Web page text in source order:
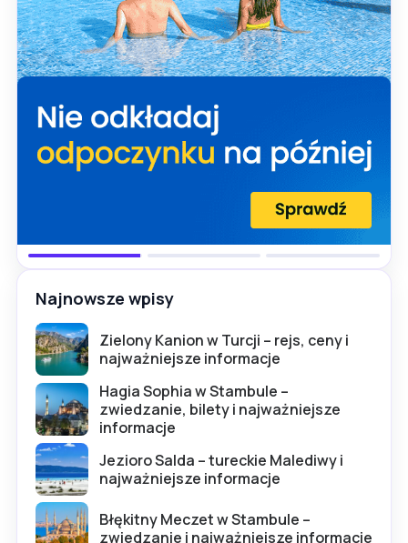
Najnowsze wpisy
Zielony Kanion w Turcji – rejs, ceny i
najważniejsze informacje
Hagia Sophia w Stambule –
zwiedzanie, bilety i najważniejsze
informacje
Jezioro Salda – tureckie Malediwy i
najważniejsze informacje
Błękitny Meczet w Stambule –
zwiedzanie i najważniejsze informacje